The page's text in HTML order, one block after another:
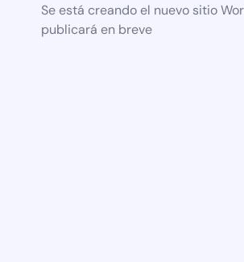
Se está creando el nuevo sitio
publicará en breve